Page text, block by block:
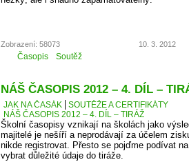
Zobrazení: 58073 10. 3. 2012
Časopis Soutěž
NÁŠ ČASOPIS 2012 – 4. DÍL –
JAK NA ČASÁK
SOUTĚŽE A CERTIFIKÁTY
NÁŠ ČASOPIS 2012 – 4. DÍL – TIRÁŽ
Školní časopisy vznikají na školách jako
majitelé je nešíří a neprodávají za účelem
nikde registrovat. Přesto se pojďme podívat
vybrat důležité údaje do tiráže.